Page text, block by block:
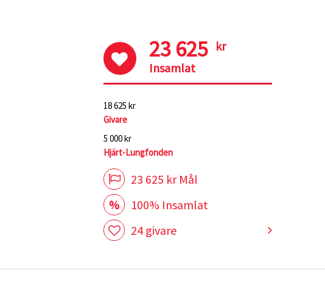
23 625 kr
Insamlat
18 625 kr
Givare
5 000 kr
Hjärt-Lungfonden
23 625 kr Mål
100% Insamlat
24 givare